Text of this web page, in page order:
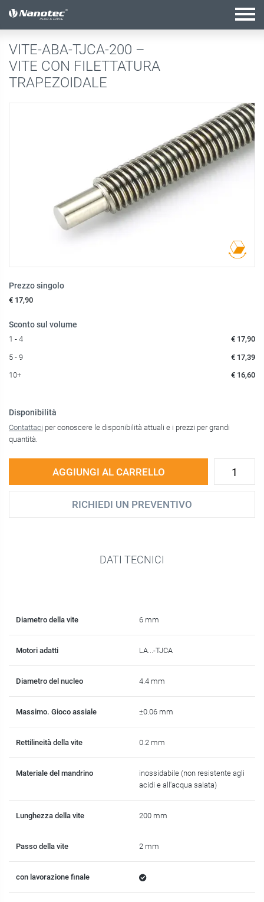
configurazione attiva
VITE-ABA-TJCA-200 –
VITE CON FILETTATURA
TRAPEZOIDALE
Prezzo singolo
€ 17,90
Sconto sul volume
1 - 4 € 17,90
5 - 9 € 17,39
10+ € 16,60
Disponibilità
Contattaci per conoscere le disponibilità attuali e i prezzi per grandi
quantità.
AGGIUNGI AL CARRELLO
RICHIEDI UN PREVENTIVO
DATI TECNICI
Diametro della vite 6 mm
Motori adatti LA...-TJCA
Diametro del nucleo 4.4 mm
Massimo. Gioco assiale ±0.06 mm
Rettilineità della vite 0.2 mm
Materiale del mandrino
inossidabile (non resistente agli
acidi e all'acqua salata)
Lunghezza della vite 200 mm
Passo della vite 2 mm
con lavorazione finale